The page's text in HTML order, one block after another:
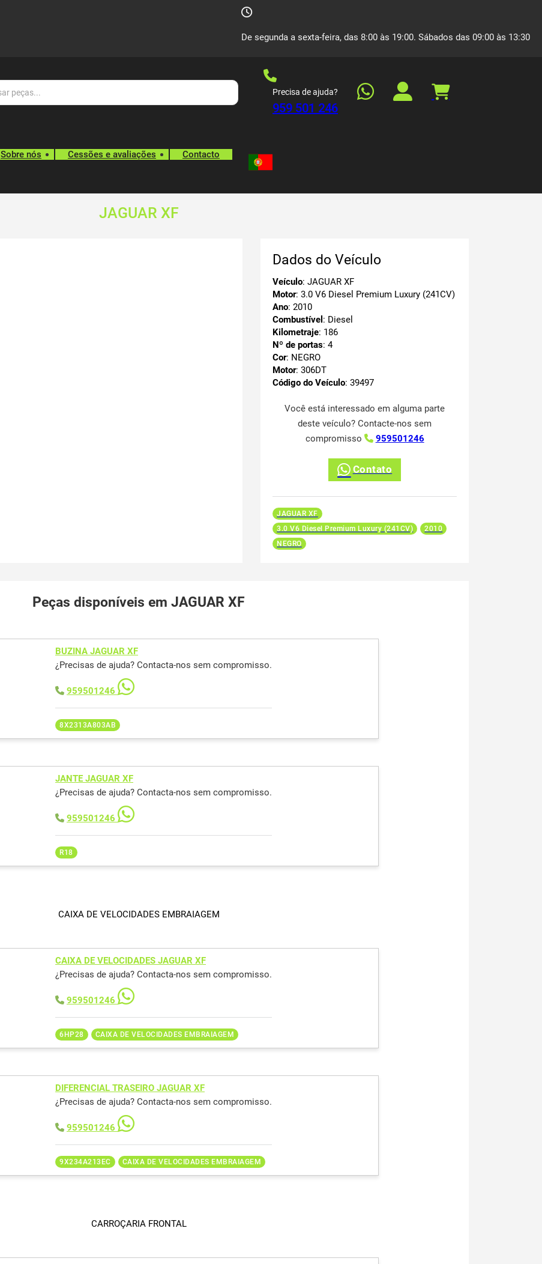
De segunda a sexta-feira, das 8:00 às 19:00. Sábados das 09:00 às 13:30
Precisa de ajuda?
959 501 246
Sobre nós Cessões e avaliações Contacto
JAGUAR XF
Dados do Veículo
Veículo: JAGUAR XF
Motor: 3.0 V6 Diesel Premium Luxury (241CV)
Ano: 2010
Combustível : Diesel
Kilometraje: 186
Nº de portas: 4
Cor: NEGRO
Motor: 306DT
Código do Veículo: 39497
Você está interessado em alguma parte
deste veículo? Contacte-nos sem
compromisso
959501246
Contato
JAGUAR XF
3.0 V6 Diesel Premium Luxury (241CV)
2010
NEGRO
Peças disponíveis em JAGUAR XF
BUZINA JAGUAR XF
¿Precisas de ajuda? Contacta-nos sem compromisso.
959501246
8X2313A803AB
JANTE JAGUAR XF
¿Precisas de ajuda? Contacta-nos sem compromisso.
959501246
R18
CAIXA DE VELOCIDADES EMBRAIAGEM
CAIXA DE VELOCIDADES JAGUAR XF
¿Precisas de ajuda? Contacta-nos sem compromisso.
959501246
6HP28 CAIXA DE VELOCIDADES EMBRAIAGEM
DIFERENCIAL TRASEIRO JAGUAR XF
¿Precisas de ajuda? Contacta-nos sem compromisso.
959501246
9X234A213EC CAIXA DE VELOCIDADES EMBRAIAGEM
CARROÇARIA FRONTAL